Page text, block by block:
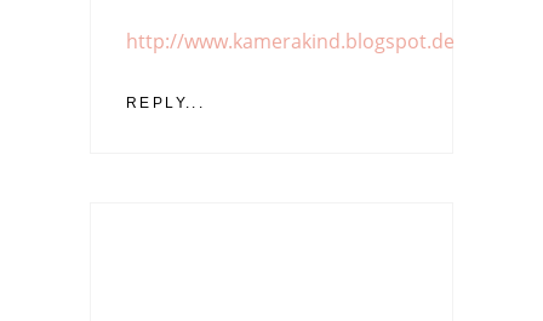
http://www.kamerakind.blogspot.de
REPLY...